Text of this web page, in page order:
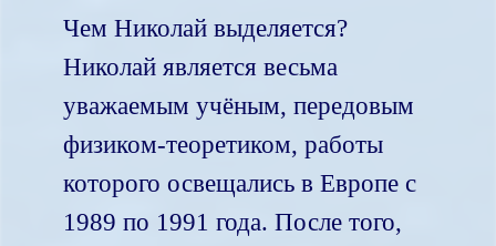
Чем Николай выделяется?
Николай является весьма
уважаемым учёным, передовым
физиком-теоретиком, работы
которого освещались в Европе с
1989 по 1991 года. После того,